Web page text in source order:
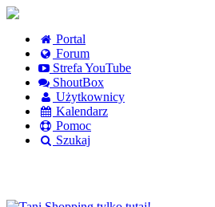
Portal
Forum
Strefa YouTube
ShoutBox
Użytkownicy
Kalendarz
Pomoc
Szukaj